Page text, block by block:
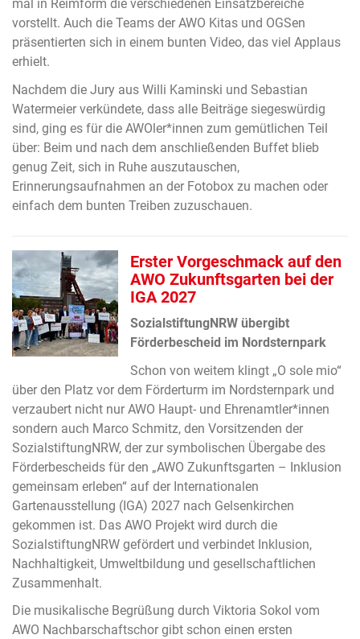
mal in Reimform die verschiedenen Einsatzbereiche
vorstellt. Auch die Teams der AWO Kitas und OGSen
präsentierten sich in einem bunten Video, das viel Applaus
erhielt.
Nachdem die Jury aus Willi Kaminski und Sebastian
Watermeier verkündete, dass alle Beiträge siegeswürdig
sind, ging es für die AWOler*innen zum gemütlichen Teil
über: Beim und nach dem anschließenden Buffet blieb
genug Zeit, sich in Ruhe auszutauschen,
Erinnerungsaufnahmen an der Fotobox zu machen oder
einfach dem bunten Treiben zuzuschauen.
Erster Vorgeschmack auf den
AWO Zukunftsgarten bei der
IGA 2027
SozialstiftungNRW übergibt
Förderbescheid im Nordsternpark
Schon von weitem klingt „O sole mio“
über den Platz vor dem Förderturm im Nordsternpark und
verzaubert nicht nur AWO Haupt- und Ehrenamtler*innen
sondern auch Marco Schmitz, den Vorsitzenden der
SozialstiftungNRW, der zur symbolischen Übergabe des
Förderbescheids für den „AWO Zukunftsgarten – Inklusion
gemeinsam erleben“ auf der Internationalen
Gartenausstellung (IGA) 2027 nach Gelsenkirchen
gekommen ist. Das AWO Projekt wird durch die
SozialstiftungNRW gefördert und verbindet Inklusion,
Nachhaltigkeit, Umweltbildung und gesellschaftlichen
Zusammenhalt.
Die musikalische Begrüßung durch Viktoria Sokol vom
AWO Nachbarschaftschor gibt schon einen ersten